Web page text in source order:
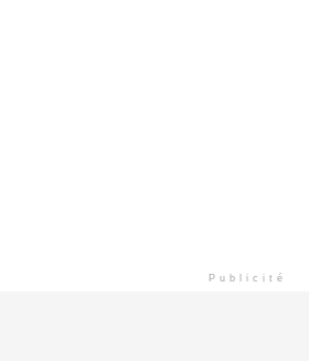
Publicité